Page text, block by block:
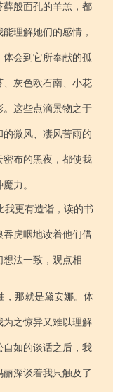
般面孔的羊羔，都
理解她们的感情，
会到它所奉献的孤
灰色欧石南、小花
这些点滴景物之于
微风、凄风苦雨的
布的黑夜，都使我
力。
虎咽地读着他们借
法一致，观点相
之惊异又难以理解
如的谈话之后，我
丽深谈着我只触及了